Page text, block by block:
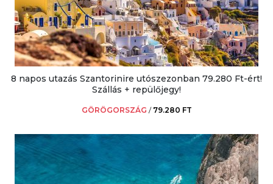
8 napos utazás Szantorinire utószezonban 79.280 Ft-ért!
Szállás + repülőjegy!
GÖRÖGORSZÁG / 79.280 FT